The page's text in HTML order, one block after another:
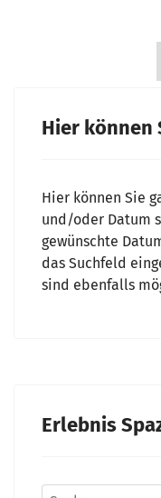
Hier können
Hier können Sie
und/oder Datum
gewünschte
das Suchfeld
sind ebenfalls
Erlebnis